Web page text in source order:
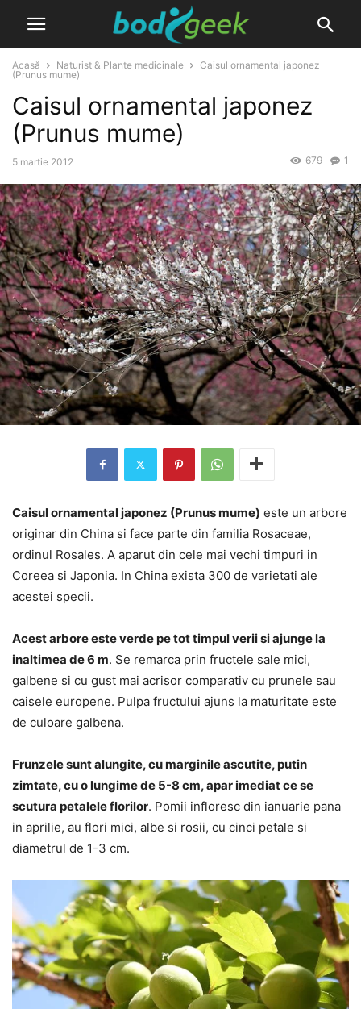
Acasă Naturist & Plante medicinale
Caisul ornamental japonez
(Prunus mume)
Caisul ornamental japonez
(Prunus mume)
5 martie 2012 1
679
Caisul ornamental japonez (Prunus mume) este un arbore
originar din China si face parte din familia Rosaceae,
ordinul Rosales. A aparut din cele mai vechi timpuri in
Coreea si Japonia. In China exista 300 de varietati ale
acestei specii.
Acest arbore este verde pe tot timpul verii si ajunge la
inaltimea de 6 m. Se remarca prin fructele sale mici,
galbene si cu gust mai acrisor comparativ cu prunele sau
caisele europene. Pulpa fructului ajuns la maturitate este
de culoare galbena.
Frunzele sunt alungite, cu marginile ascutite, putin
zimtate, cu o lungime de 5-8 cm, apar imediat ce se
scutura petalele florilor. Pomii infloresc din ianuarie pana
in aprilie, au flori mici, albe si rosii, cu cinci petale si
diametrul de 1-3 cm.